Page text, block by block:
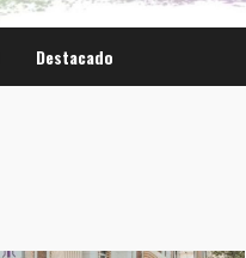
Destacado